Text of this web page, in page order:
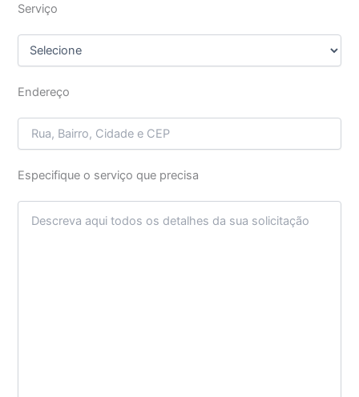
Serviço
Endereço
Especifique o serviço que precisa